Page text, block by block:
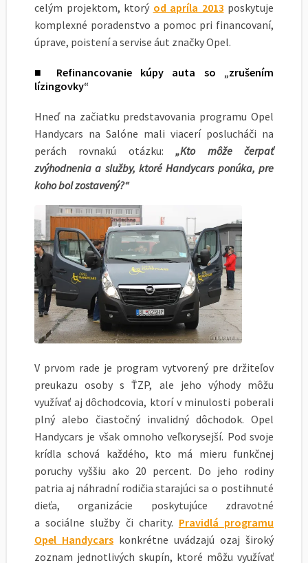
celým projektom, ktorý od apríla 2013 poskytuje
komplexné poradenstvo a pomoc pri financovaní,
úprave, poistení a servise áut značky Opel.
■ Refinancovanie kúpy auta so „zrušením
lízingovky“
Hneď na začiatku predstavovania programu Opel
Handycars na Salóne mali viacerí poslucháči na
perách rovnakú otázku:„Kto môže čerpať
zvýhodnenia a služby, ktoré Handycars ponúka, pre
koho bol zostavený?“
V prvom rade je program vytvorený pre držiteľov
preukazu osoby s ŤZP, ale jeho výhody môžu
využívať aj dôchodcovia, ktorí v minulosti poberali
plný alebo čiastočný invalidný dôchodok. Opel
Handycars je však omnoho veľkorysejší. Pod svoje
krídla schová každého, kto má mieru funkčnej
poruchy vyššiu ako 20 percent. Do jeho rodiny
patria aj náhradní rodičia starajúci sa o postihnuté
dieťa, organizácie poskytujúce zdravotné
a sociálne služby či charity. Pravidlá programu
Opel Handycars konkrétne uvádzajú ozaj široký
zoznam jednotlivých skupín, ktoré môžu využívať